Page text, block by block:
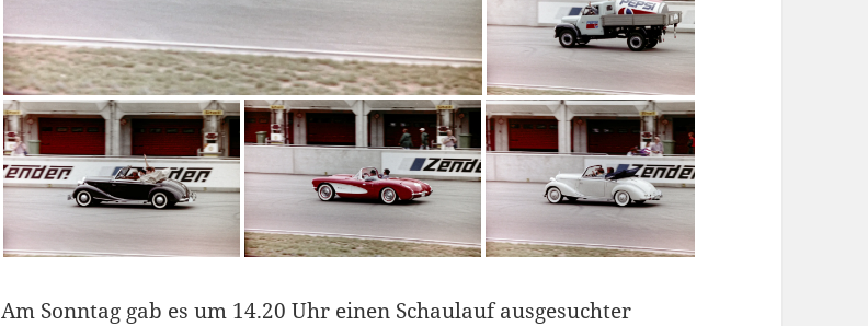
Am Sonntag gab es um 14.20 Uhr einen Schaulauf ausgesuchter